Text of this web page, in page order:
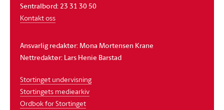
Sentralbord: 23 31 30 50
Kontakt oss
Ansvarlig redaktør: Mona Mortensen Krane
Nettredaktør: Lars Henie Barstad
Stortinget undervisning
Stortingets mediearkiv
Ordbok for Stortinget